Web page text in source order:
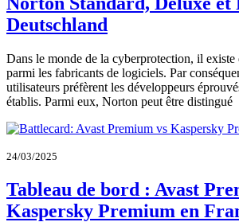
Deutschland
Dans le monde de la cyberprotection, il existe
parmi les fabricants de logiciels. Par
utilisateurs préfèrent les développeurs
établis. Parmi eux, Norton peut être distingué
24/03/2025
Tableau de bord : Avast
Kaspersky Premium en